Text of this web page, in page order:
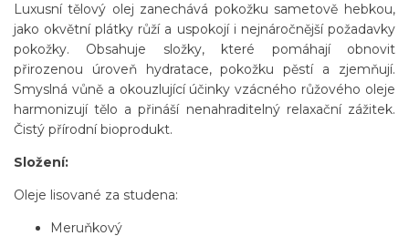
Luxusní tělový olej zanechává pokožku sametově hebkou,
jako okvětní plátky růží a uspokojí i nejnáročnější požadavky
pokožky. Obsahuje složky, které pomáhají obnovit
přirozenou úroveň hydratace, pokožku pěstí a zjemňují.
Smyslná vůně a okouzlující účinky vzácného růžového oleje
harmonizují tělo a přináší nenahraditelný relaxační zážitek.
Čistý přírodní bioprodukt.
Složení:
Oleje lisované za studena:
Meruňkový